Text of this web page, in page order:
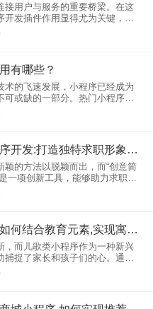
接用户与服务的重要桥梁。在这
发插件作用显得尤为关键，它
的砖石，不仅提升了开发效率，
能，使得个性化的服务得以实
有哪些？
术的飞速发展，小程序已经成为
可或缺的一部分。热门小程序应
效性受到广泛欢迎，不断满足着
探讨当前市场上流行小程序的
创意简历小程序开发:打造独特求职形象的必备工具
颖的方法以脱颖而出，而“创意简
一项创新工具，能够助力求职者
人品牌，增强其求职形象。如何
程序，提升个人简历的吸引
儿歌类小程序如何结合教育元素,实现寓教于乐？
，而儿歌类小程序作为一种新兴
捕捉了家长和孩子们的心。通过
素融入儿歌类小程序中，以实现
们将深入分析儿歌教育小程序